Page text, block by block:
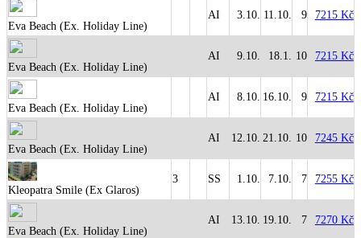
Eva Beach (Ex. Holiday Line)
AI 3.10. 11.10. 9 7215 Kč
Eva Beach (Ex. Holiday Line)
AI 9.10. 18.1. 10 7215 Kč
Eva Beach (Ex. Holiday Line)
AI 8.10. 16.10. 9 7215 Kč
Eva Beach (Ex. Holiday Line)
AI 12.10. 21.10. 10 7245 Kč
Kleopatra Smile (Ex Glaros)
3 SS 1.10. 7.10. 7 7255 Kč
Eva Beach (Ex. Holiday Line)
AI 13.10. 19.10. 7 7270 Kč